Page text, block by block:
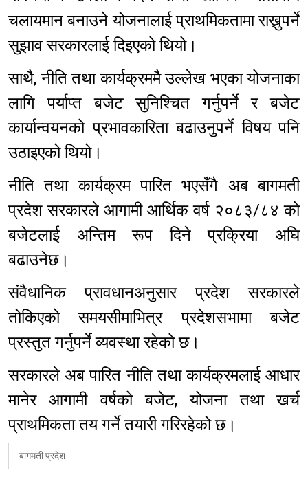
चलायमान बनाउने योजनालाई प्राथमिकतामा राख्नुपर्ने
सुझाव सरकारलाई दिइएको थियो।
साथै, नीति तथा कार्यक्रममै उल्लेख भएका योजनाका
लागि पर्याप्त बजेट सुनिश्चित गर्नुपर्ने र बजेट
कार्यान्वयनको प्रभावकारिता बढाउनुपर्ने विषय पनि
उठाइएको थियो।
नीति तथा कार्यक्रम पारित भएसँगै अब बागमती
प्रदेश सरकारले आगामी आर्थिक वर्ष २०८३/८४ को
बजेटलाई अन्तिम रूप दिने प्रक्रिया अघि
बढाउनेछ।
संवैधानिक प्रावधानअनुसार प्रदेश सरकारले
तोकिएको समयसीमाभित्र प्रदेशसभामा बजेट
प्रस्तुत गर्नुपर्ने व्यवस्था रहेको छ।
सरकारले अब पारित नीति तथा कार्यक्रमलाई आधार
मानेर आगामी वर्षको बजेट, योजना तथा खर्च
प्राथमिकता तय गर्ने तयारी गरिरहेको छ।
बागमती प्रदेश